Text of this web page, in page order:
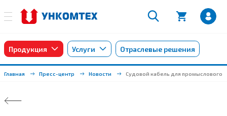
Продукция Услуги Отраслевые решения
Главная Пресс-центр Новости Судовой кабель для промыслового